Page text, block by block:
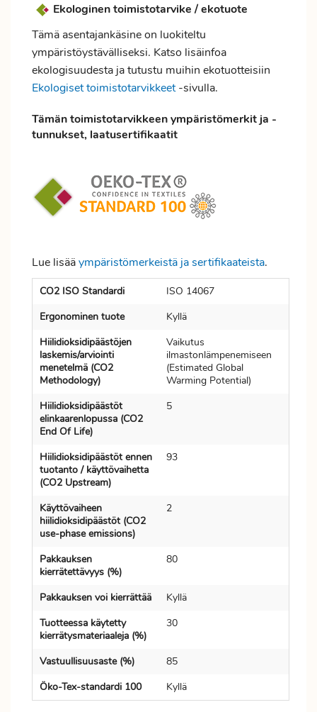
Ekologinen toimistotarvike / ekotuote
Tämä asentajankäsine on luokiteltu
ympäristöystävälliseksi. Katso lisäinfoa
ekologisuudesta ja tutustu muihin ekotuotteisiin
Ekologiset toimistotarvikkeet-sivulla.
Tämän toimistotarvikkeen ympäristömerkit ja -
tunnukset, laatusertifikaatit
Lue lisääympäristömerkeistä ja sertifikaateista.
CO2 ISO Standardi
ISO 14067
Ergonominen tuote
Kyllä
Hiilidioksidipäästöjen
laskemis/arviointi
menetelmä (CO2
Methodology)
Vaikutus
ilmastonlämpenemiseen
(Estimated Global
Warming Potential)
Hiilidioksidipäästöt
elinkaarenlopussa (CO2
End Of Life)
5
Hiilidioksidipäästöt ennen
tuotanto / käyttövaihetta
(CO2 Upstream)
93
Käyttövaiheen
hiilidioksidipäästöt (CO2
use-phase emissions)
2
Pakkauksen
kierrätettävyys (%)
80
Pakkauksen voi kierrättää
Kyllä
Tuotteessa käytetty
kierrätysmateriaaleja (%)
30
Vastuullisuusaste (%)
85
Öko-Tex-standardi 100
Kyllä